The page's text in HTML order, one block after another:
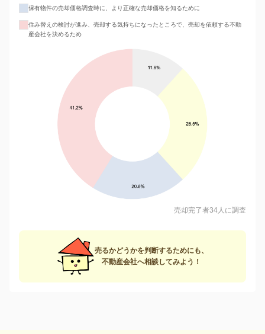
保有物件の売却価格調査時に、より正確な売却価格を知るために
住み替えの検討が進み、売却する気持ちになったところで、売却を依頼する不動
産会社を決めるため
売却完了者34人に調査
売るかどうかを判断するためにも、
不動産会社へ相談してみよう！